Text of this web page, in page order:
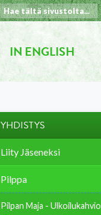
IN ENGLISH
YHDISTYS
Liity Jäseneksi
Pilppa
Pilpan Maja - Ulkoilukahvio